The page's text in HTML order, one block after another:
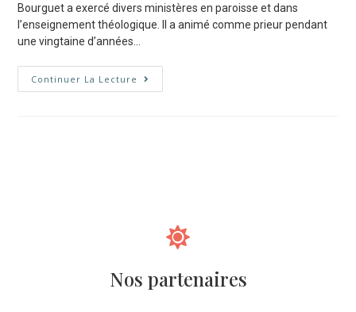
Bourguet a exercé divers ministères en paroisse et dans
l’enseignement théologique. Il a animé comme prieur pendant
une vingtaine d’années…
Continuer La Lecture
Nos partenaires